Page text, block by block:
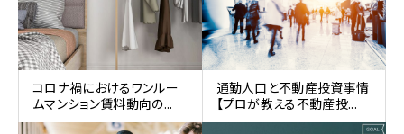
コロナ禍におけるワンルー
ムマンション賃料動向の...
通勤人口と不動産投資事情
【プロが教える不動産投...